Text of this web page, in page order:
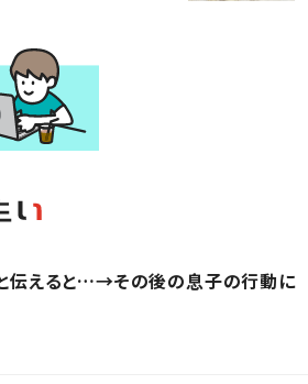
と伝えると…→その後の息子の行動に